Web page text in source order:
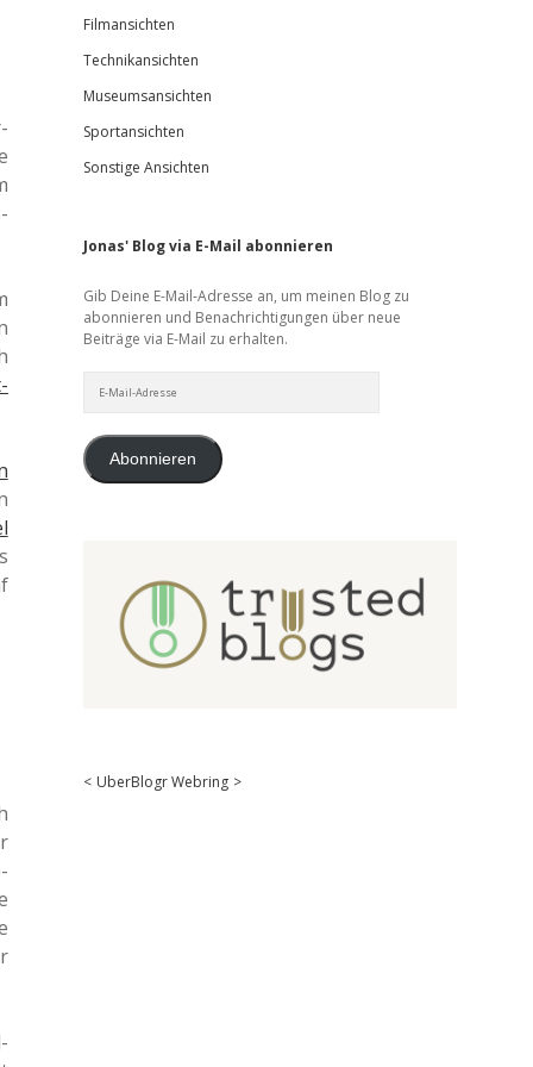
Filmansichten
Technikansichten
Museumsansichten
Sportansichten
Sonstige Ansichten
Jonas' Blog via E-Mail abonnieren
Gib Deine E-Mail-Adresse an, um meinen Blog zu
abonnieren und Benachrichtigungen über neue
Beiträge via E-Mail zu erhalten.
Mail-
Abonnieren
< UberBlogr Webring >